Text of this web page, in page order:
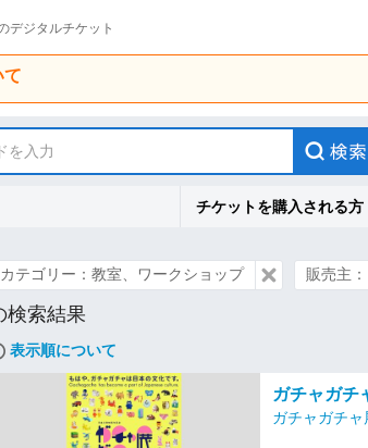
デジタルチケット
て
を入力
チケットを購入される方
カテゴリー：教室、ワークショップ 販売主
検索結果
表示順について
ガチャガチ
ガチャガチ